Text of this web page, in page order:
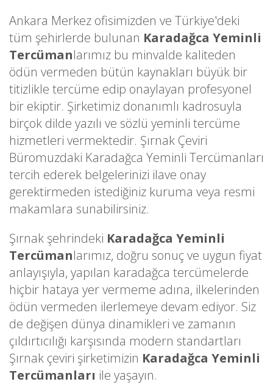
Ankara Merkez ofisimizden ve Türkiye'deki
tüm şehirlerde bulunan Karadağca Yeminli
Tercümanlarımız bu minvalde kaliteden
ödün vermeden bütün kaynakları büyük bir
titizlikle tercüme edip onaylayan profesyonel
bir ekiptir. Şirketimiz donanımlı kadrosuyla
birçok dilde yazılı ve sözlü yeminli tercüme
hizmetleri vermektedir. Şırnak Çeviri
Büromuzdaki Karadağca Yeminli Tercümanları
tercih ederek belgelerinizi ilave onay
gerektirmeden istediğiniz kuruma veya resmi
makamlara sunabilirsiniz.
Şırnak şehrindeki Karadağca Yeminli
Tercümanlarımız, doğru sonuç ve uygun fiyat
anlayışıyla, yapılan karadağca tercümelerde
hiçbir hataya yer vermeme adına, ilkelerinden
ödün vermeden ilerlemeye devam ediyor. Siz
de değişen dünya dinamikleri ve zamanın
çıldırtıcılığı karşısında modern standartları
Şırnak çeviri şirketimizin Karadağca Yeminli
Tercümanları ile yaşayın.